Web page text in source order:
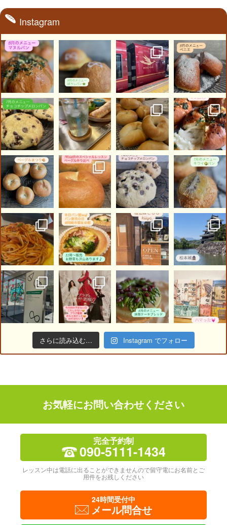
Instagram
さらに読み込む… Instagram でフォロー
お気軽にお問い合わせください
完全予約制
090-5111-1434
レッスン中は電話に出ることができませんので留守電にお名前とご
用件をお残しください
24時間受付中
メール問合せ